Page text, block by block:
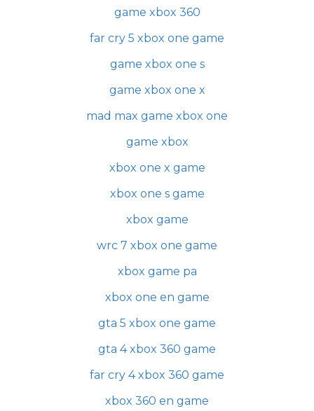
game xbox 360
far cry 5 xbox one game
game xbox one s
game xbox one x
mad max game xbox one
game xbox
xbox one x game
xbox one s game
xbox game
wrc 7 xbox one game
xbox game pa
xbox one en game
gta 5 xbox one game
gta 4 xbox 360 game
far cry 4 xbox 360 game
xbox 360 en game